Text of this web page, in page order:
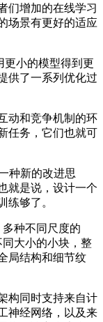
们增加的在线学习
场景有更好的适应
小的模型得到更
供了一系列优化过
和竞争机制的环
任务，它们也就可
种新的改进思
就是说，设计一个
练够了。
种不同尺度的
大小的小块，整
局结构和细节纹
同时支持来自计
神经网络，以及来